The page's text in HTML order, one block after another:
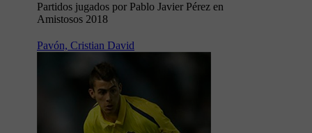
Partidos jugados por Pablo Javier Pérez en
Amistosos 2018
Pavón, Cristian David